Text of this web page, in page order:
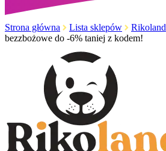
Strona główna Lista sklepów Rikoland
bezzbożowe do -6% taniej z kodem!